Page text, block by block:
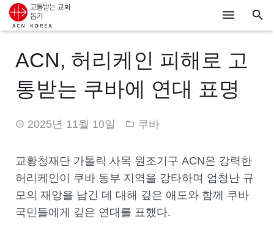
기도하기
시리아
우크라이나
행동하기
로그인
ACN, 허리케인 피해로 고
통받는 쿠바에 연대 표명
2025년 11월 10일 쿠바
교황청재단 가톨릭 사목 원조기구 ACN은 강력한
허리케인이 쿠바 동부 지역을 강타하며 엄청난 규
모의 재앙을 남긴 데 대해 깊은 애도와 함께 쿠바
국민들에게 깊은 연대를 표했다.